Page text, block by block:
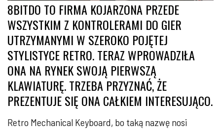
8BITDO TO FIRMA KOJARZONA PRZEDE
WSZYSTKIM Z KONTROLERAMI DO GIER
UTRZYMANYMI W SZEROKO POJĘTEJ
STYLISTYCE RETRO. TERAZ WPROWADZIŁA
ONA NA RYNEK SWOJĄ PIERWSZĄ
KLAWIATURĘ. TRZEBA PRZYZNAĆ, ŻE
PREZENTUJE SIĘ ONA CAŁKIEM INTERESUJĄCO.
Retro Mechanical Keyboard, bo taką nazwę nosi